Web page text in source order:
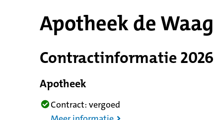
Apotheek de Waag
Contractinformatie 2026
Apotheek
Contract: vergoed
8,6 op basis van 427 reviews